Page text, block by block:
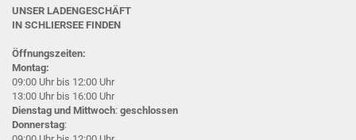
UNSER LADENGESCHÄFT
IN SCHLIERSEE FINDEN
Öffnungszeiten:
Montag:
09:00 Uhr bis 12:00 Uhr
13:00 Uhr bis 16:00 Uhr
Dienstag und Mittwoch: geschlossen
Donnerstag: